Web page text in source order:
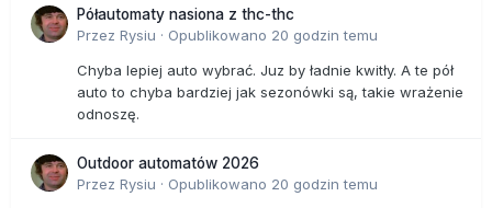
Półautomaty nasiona z thc-thc
Przez Rysiu · Opublikowano 20 godzin temu
Chyba lepiej auto wybrać. Juz by ładnie kwitły. A te pół
auto to chyba bardziej jak sezonówki są, takie wrażenie
odnoszę.
Outdoor automatów 2026
Przez Rysiu · Opublikowano 20 godzin temu